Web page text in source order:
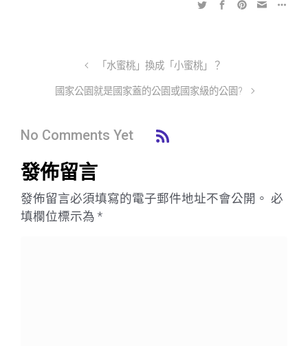
「水蜜桃」換成「小蜜桃」？
國家公園就是國家蓋的公園或國家級的公園?
No Comments Yet
發佈留言
發佈留言必須填寫的電子郵件地址不會公開。 必
填欄位標示為 *